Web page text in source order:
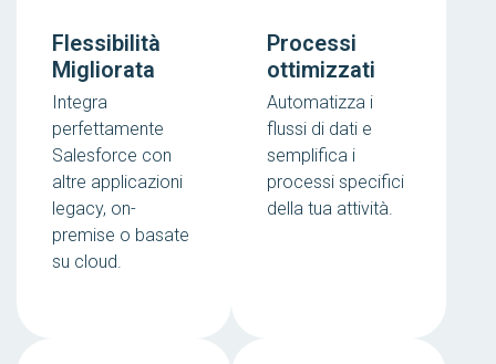
Flessibilità
Migliorata
Integra
perfettamente
Salesforce con
altre applicazioni
legacy, on-
premise o basate
su cloud.
Processi
ottimizzati
Automatizza i
flussi di dati e
semplifica i
processi specifici
della tua attività.